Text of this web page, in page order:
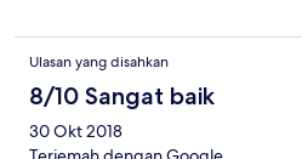
Ulasan yang disahkan
8/10 Sangat baik
30 Okt 2018